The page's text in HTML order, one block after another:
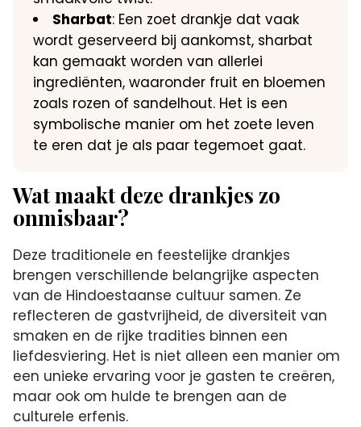
Sharbat: Een zoet drankje dat vaak
wordt geserveerd bij aankomst, sharbat
kan gemaakt worden van allerlei
ingrediënten, waaronder fruit en bloemen
zoals rozen of sandelhout. Het is een
symbolische manier om het zoete leven
te eren dat je als paar tegemoet gaat.
Wat maakt deze drankjes zo
onmisbaar?
Deze traditionele en feestelijke drankjes
brengen verschillende belangrijke aspecten
van de Hindoestaanse cultuur samen. Ze
reflecteren de gastvrijheid, de diversiteit van
smaken en de rijke tradities binnen een
liefdesviering. Het is niet alleen een manier om
een unieke ervaring voor je gasten te creëren,
maar ook om hulde te brengen aan de
culturele erfenis.